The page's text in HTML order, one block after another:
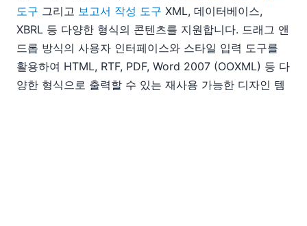
도구 그리고 보고서 작성 도구 XML, 데이터베이스,
XBRL 등 다양한 형식의 콘텐츠를 지원합니다. 드래그 앤
드롭 방식의 사용자 인터페이스와 스타일 입력 도구를
활용하여 HTML, RTF, PDF, Word 2007 (OOXML) 등 다
양한 형식으로 출력할 수 있는 재사용 가능한 디자인 템